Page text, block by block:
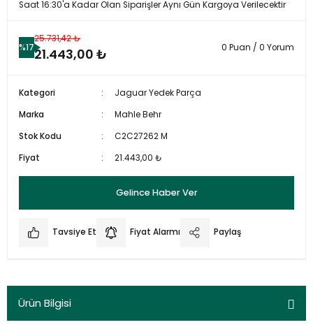
Saat 16:30'a Kadar Olan Siparişler Aynı Gün Kargoya Verilecektir
%17
25.731,42 ₺
21.443,00 ₺ 0 Puan / 0 Yorum
Kategori
Jaguar Yedek Parça
Marka
Mahle Behr
Stok Kodu
C2C27262 M
Fiyat
21.443,00 ₺
Gelince Haber Ver
Tavsiye Et Fiyat Alarmı Paylaş
Ürün Bilgisi